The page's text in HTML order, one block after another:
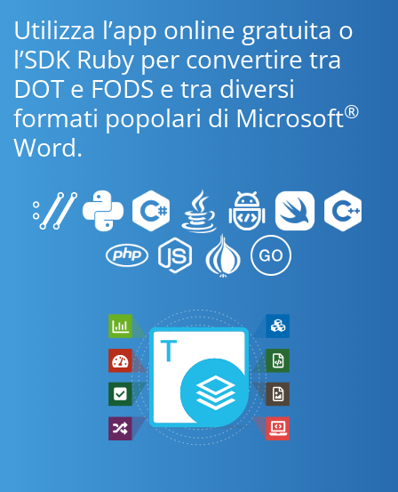
Utilizza l’app online gratuita o
l’SDK Ruby per convertire tra
DOT e FODS e tra diversi
formati popolari di Microsoft®
Word.